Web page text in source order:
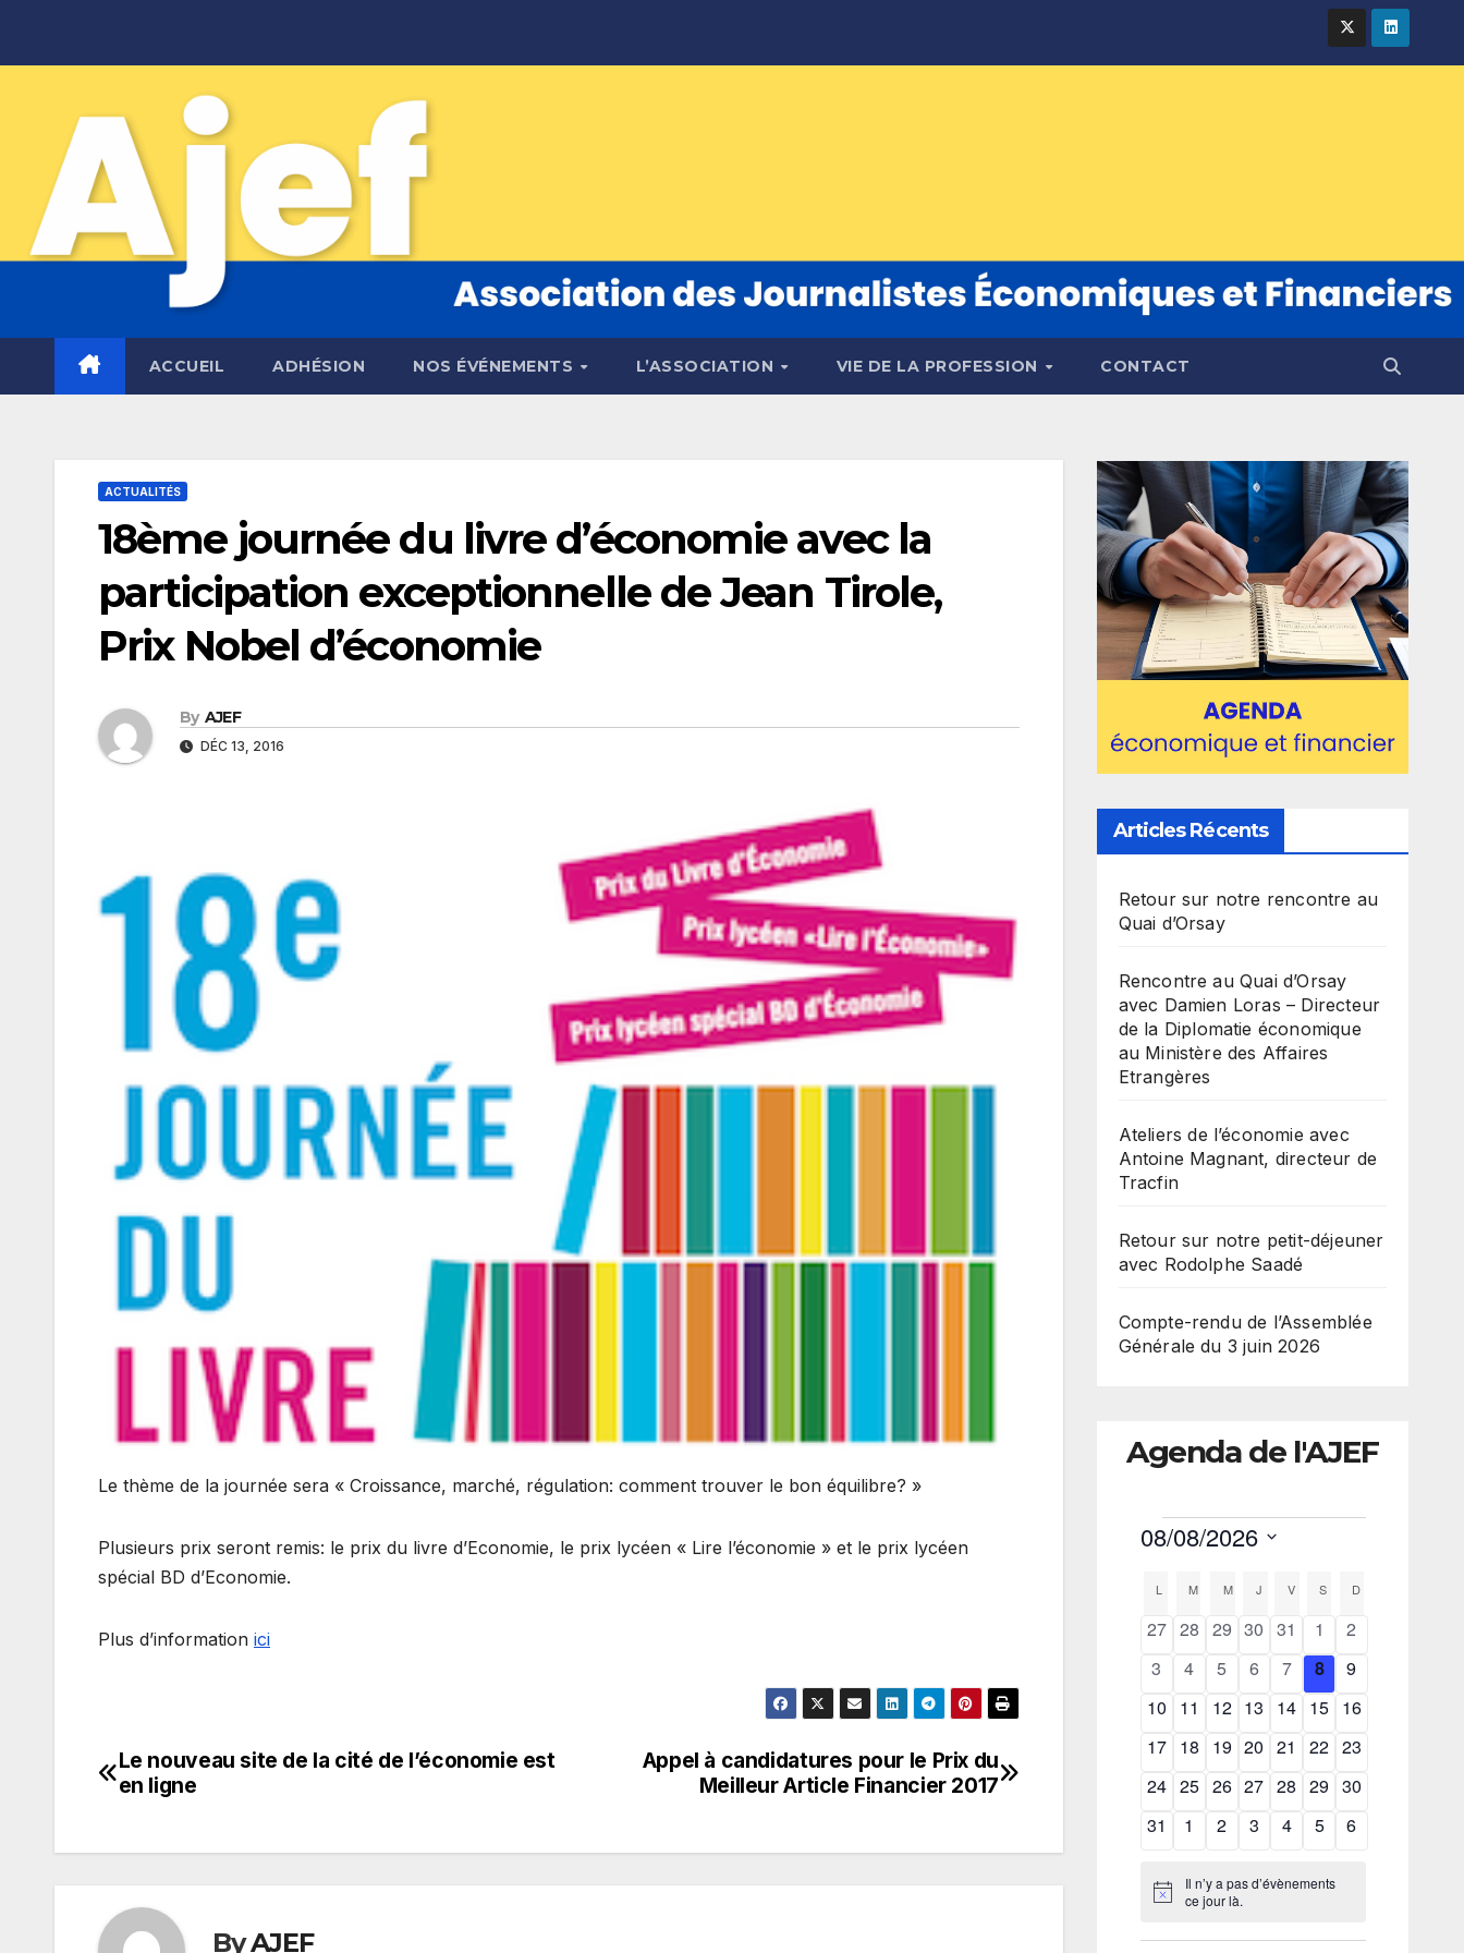
ACCUEIL ADHÉSION NOS ÉVÉNEMENTS L’ASSOCIATION VIE DE LA PROFESSION CONTACT
ACTUALITÉS
18ème journée du livre d’économie avec la
participation exceptionnelle de Jean Tirole,
Prix Nobel d’économie
By AJEF
DÉC 13, 2016
Le thème de la journée sera « Croissance, marché, régulation: comment trouver le bon équilibre? »
Plusieurs prix seront remis: le prix du livre d’Economie, le prix lycéen « Lire l’économie » et le prix lycéen
spécial BD d’Economie.
Plus d’information ici
Navigation
l’article
Appel à candidatures pour le Prix du
Meilleur Article Financier 2017
Le nouveau site de la cité de l’économie est
en ligne
ByAJEF
Articles Récents
Retour sur notre rencontre au
Quai d’Orsay
Rencontre au Quai d’Orsay
avec Damien Loras – Directeur
de la Diplomatie économique
au Ministère des Affaires
Etrangères
Ateliers de l’économie avec
Antoine Magnant, directeur de
Tracfin
Retour sur notre petit-déjeuner
avec Rodolphe Saadé
Compte-rendu de l’Assemblée
Générale du 3 juin 2026
Agenda de l'AJEF